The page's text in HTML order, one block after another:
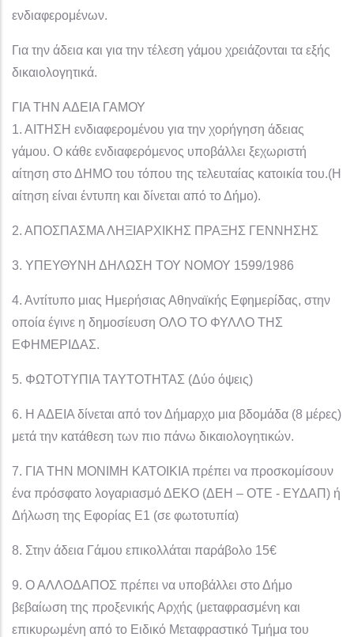
ενδιαφερομένων.
Για την άδεια και για την τέλεση γάμου χρειάζονται τα εξής
δικαιολογητικά.
ΓΙΑ ΤΗΝ ΑΔΕΙΑ ΓΑΜΟΥ
1. ΑΙΤΗΣΗ ενδιαφερομένου για την χορήγηση άδειας
γάμου. Ο κάθε ενδιαφερόμενος υποβάλλει ξεχωριστή
αίτηση στο ΔΗΜΟ του τόπου της τελευταίας κατοικία του.(Η
αίτηση είναι έντυπη και δίνεται από το Δήμο).
2. ΑΠΟΣΠΑΣΜΑ ΛΗΞΙΑΡΧΙΚΗΣ ΠΡΑΞΗΣ ΓΕΝΝΗΣΗΣ
3. ΥΠΕΥΘΥΝΗ ΔΗΛΩΣΗ ΤΟΥ ΝΟΜΟΥ 1599/1986
4. Αντίτυπο μιας Ημερήσιας Αθηναϊκής Εφημερίδας, στην
οποία έγινε η δημοσίευση ΟΛΟ ΤΟ ΦΥΛΛΟ ΤΗΣ
ΕΦΗΜΕΡΙΔΑΣ.
5. ΦΩΤΟΤΥΠΙΑ ΤΑΥΤΟΤΗΤΑΣ (Δύο όψεις)
6. Η ΑΔΕΙΑ δίνεται από τον Δήμαρχο μια βδομάδα (8 μέρες)
μετά την κατάθεση των πιο πάνω δικαιολογητικών.
7. ΓΙΑ ΤΗΝ ΜΟΝΙΜΗ ΚΑΤΟΙΚΙΑ πρέπει να προσκομίσουν
ένα πρόσφατο λογαριασμό ΔΕΚΟ (ΔΕΗ – ΟΤΕ - ΕΥΔΑΠ) ή
Δήλωση της Εφορίας Ε1 (σε φωτοτυπία)
8. Στην άδεια Γάμου επικολλάται παράβολο 15€
9. Ο ΑΛΛΟΔΑΠΟΣ πρέπει να υποβάλλει στο Δήμο
βεβαίωση της προξενικής Αρχής (μεταφρασμένη και
επικυρωμένη από το Ειδικό Μεταφραστικό Τμήμα του